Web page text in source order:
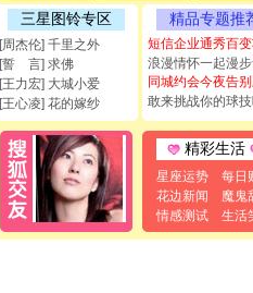
三星图铃专区
[周杰伦] 千里之外
[誓 言] 求佛
[王力宏] 大城小爱
[王心凌] 花的嫁纱
精品专题推
短信企业通秀百
浪漫情怀一起漫
同城约会今夜告
敢来挑战你的球技
精彩生活
星座运势
每日
花边新闻
魔鬼
情感测试
生活